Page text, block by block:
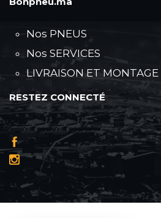
Nos PNEUS
Nos SERVICES
LIVRAISON ET MONTAGE
RESTEZ CONNECTÉ